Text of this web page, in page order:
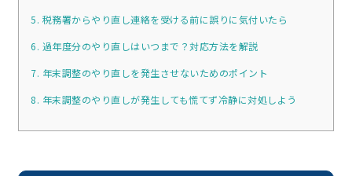
5. 税務署からやり直し連絡を受ける前に誤りに気付いたら
6. 過年度分のやり直しはいつまで？対応方法を解説
7. 年末調整のやり直しを発生させないためのポイント
8. 年末調整のやり直しが発生しても慌てず冷静に対処しよう